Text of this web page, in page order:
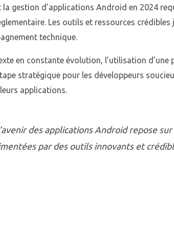
la gestion d’applications Android en 2024
Les outils et ressources
technique.
en constante évolution, l’utilisation
stratégique pour les développeurs
applications.
des applications Android repose
par des outils innovants et